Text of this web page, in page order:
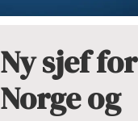
Ny sjef for
Norge og